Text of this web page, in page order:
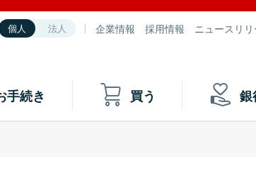
個人 法人 企業情報 採用情報 ニュースリリ
手続き 買う 銀